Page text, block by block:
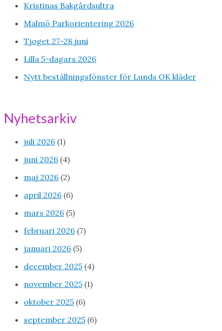
Kristinas Bakgårdsultra
Malmö Parkorientering 2026
Tjoget 27-28 juni
Lilla 5-dagars 2026
Nytt beställningsfönster för Lunds OK kläder
Nyhetsarkiv
juli 2026 (1)
juni 2026 (4)
maj 2026 (2)
april 2026 (6)
mars 2026 (5)
februari 2026 (7)
januari 2026 (5)
december 2025 (4)
november 2025 (1)
oktober 2025 (6)
september 2025 (6)